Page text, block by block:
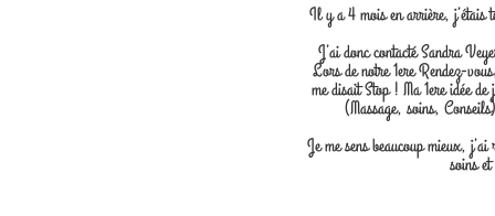
Il y a 4 mois en arrière, j’étais
J’ai donc contacté Sandra
Lors de notre 1ere Rendez-
me disait Stop ! Ma 1ere idée
(Massage, soins,
Je me sens beaucoup mieux,
soins